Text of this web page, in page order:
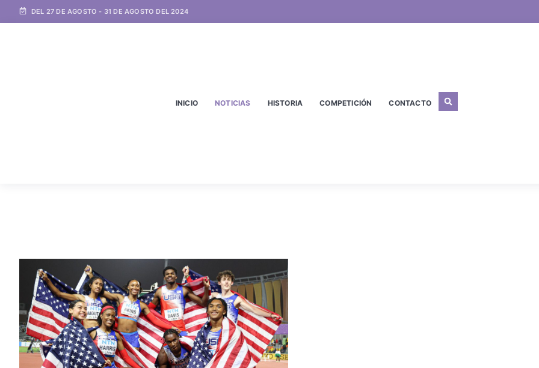
DEL 27 DE AGOSTO - 31 DE AGOSTO DEL 2024
INICIO NOTICIAS HISTORIA COMPETICIÓN CONTACTO